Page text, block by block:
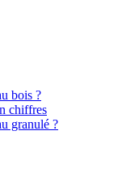
bois ?
chiffres
granulé ?